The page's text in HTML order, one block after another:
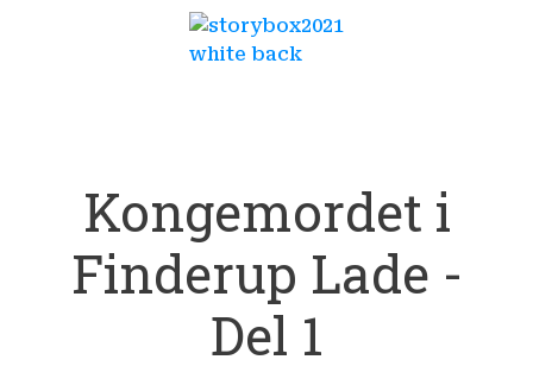
Kongemordet i
Finderup Lade -
Del 1